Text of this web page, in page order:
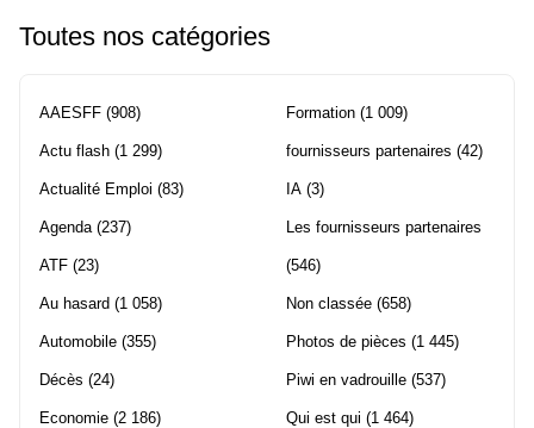
Toutes nos catégories
AAESFF (908)
Actu flash (1 299)
Actualité Emploi (83)
Agenda (237)
ATF (23)
Au hasard (1 058)
Automobile (355)
Décès (24)
Economie (2 186)
Formation (1 009)
fournisseurs partenaires (42)
IA (3)
Les fournisseurs partenaires
(546)
Non classée (658)
Photos de pièces (1 445)
Piwi en vadrouille (537)
Qui est qui (1 464)